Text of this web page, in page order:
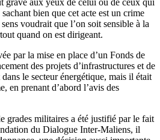
bien que cet acte est un crime
voudrait que l’on soit sensible à la
quand on est dirigeant.
par la mise en place d’un Fonds de
des projets d’infrastructures et de
le secteur énergétique, mais il était
en prenant d’abord l’avis des
grades militaires a été justifié par le fait
du Dialogue Inter-Maliens, il